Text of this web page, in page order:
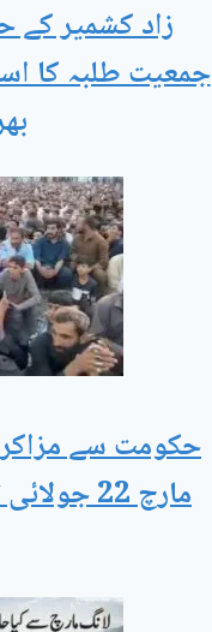
زاد کشمیر کے
جمعیت طلبہ کا
حکومت سے
مارچ 22